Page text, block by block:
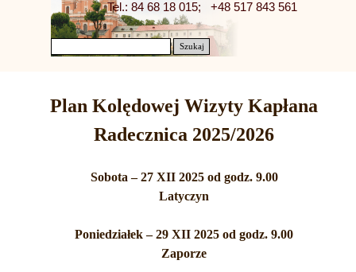
Tel.: 84 68 18 015;   +48 517 843 561
Szukaj
Plan Kolędowej Wizyty Kapłana
Radecznica 2025/2026
Sobota – 27 XII 2025 od godz. 9.00
Latyczyn
Poniedziałek – 29 XII 2025 od godz. 9.00
Zaporze